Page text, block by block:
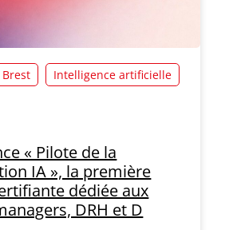
Brest
Intelligence artificielle
« Pilote de la
IA », la première
dédiée aux
DRH et D